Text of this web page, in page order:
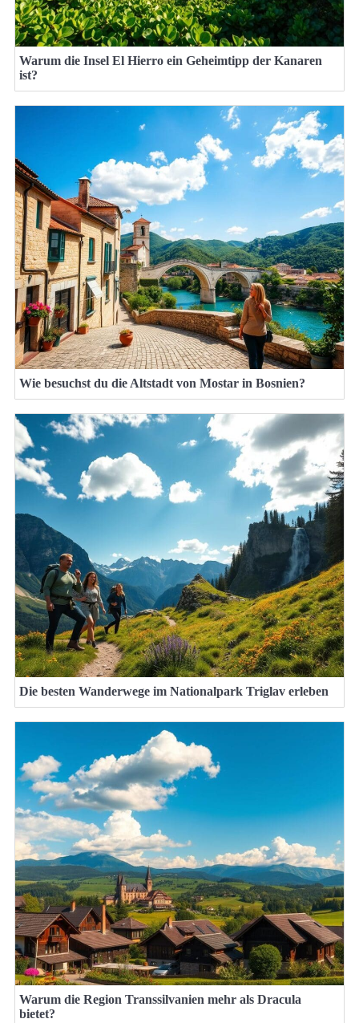
Warum die Insel El Hierro ein Geheimtipp der Kanaren
ist?
Wie besuchst du die Altstadt von Mostar in Bosnien?
Die besten Wanderwege im Nationalpark Triglav erleben
Warum die Region Transsilvanien mehr als Dracula
bietet?